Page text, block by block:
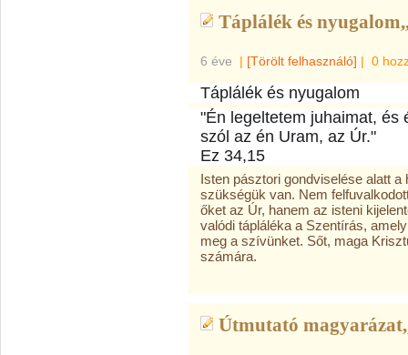
Táplálék és
6 éve | [Törölt felhasználó] | 0
Táplálék és nyugalom
"Én legeltetem juhaimat, és
szól az én Uram, az Úr."
Ez 34,15
Isten pásztori gondviselése alatt
szükségük van. Nem
őket az Úr, hanem az isteni
valódi tápláléka a Szentírás,
meg a szívünket. Sőt, maga
számára.
Útmutató